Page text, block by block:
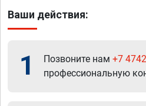
Ваши действия:
1 Позвоните нам +7
профессиональную